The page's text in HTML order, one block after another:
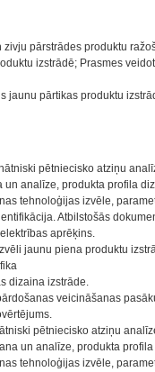
pārstrādes produktu
izstrādē; Prasmes
jaunu pārtikas produktu
pētniecisko atziņu
analīze, produkta profila
tehnoloģijas izvēle,
Atbilstošās
aprēķins.
jaunu piena produktu
dizaina izstrāde.
veicināšanas
pētniecisko atziņu
un analīze, produkta
tehnoloģijas izvēle,